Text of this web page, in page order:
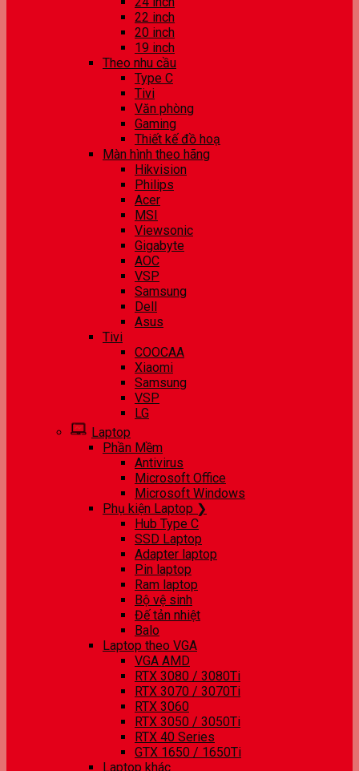
22 inch
20 inch
19 inch
Theo nhu cầu
Type C
Tivi
Văn phòng
Gaming
Thiết kế đồ hoạ
Màn hình theo hãng
Hikvision
Philips
Acer
MSI
Viewsonic
Gigabyte
AOC
VSP
Samsung
Dell
Asus
Tivi
COOCAA
Xiaomi
Samsung
VSP
LG
Laptop
Phần Mềm
Antivirus
Microsoft Office
Microsoft Windows
Phụ kiện Laptop ❯
Hub Type C
SSD Laptop
Adapter laptop
Pin laptop
Ram laptop
Bộ vệ sinh
Đế tản nhiệt
Balo
Laptop theo VGA
VGA AMD
RTX 3080 / 3080Ti
RTX 3070 / 3070Ti
RTX 3060
RTX 3050 / 3050Ti
RTX 40 Series
GTX 1650 / 1650Ti
Laptop khác